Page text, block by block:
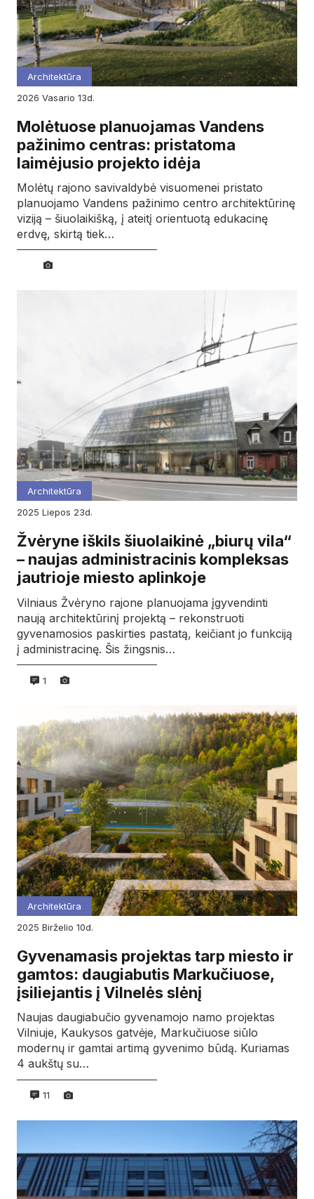
Architektūra
2026
vasario 13d.
Molėtuose planuojamas Vandens
pažinimo centras: pristatoma
laimėjusio projekto idėja
Molėtų rajono savivaldybė visuomenei pristato
planuojamo Vandens pažinimo centro architektūrinę
viziją – šiuolaikišką, į ateitį orientuotą edukacinę
erdvę, skirtą tiek…
Architektūra
2025
liepos 23d.
Žvėryne iškils šiuolaikinė „biurų vila“
– naujas administracinis kompleksas
jautrioje miesto aplinkoje
Vilniaus Žvėryno rajone planuojama įgyvendinti
naują architektūrinį projektą – rekonstruoti
gyvenamosios paskirties pastatą, keičiant jo funkciją
į administracinę. Šis žingsnis…
1
Architektūra
2025
birželio 10d.
Gyvenamasis projektas tarp miesto ir
gamtos: daugiabutis Markučiuose,
įsiliejantis į Vilnelės slėnį
Naujas daugiabučio gyvenamojo namo projektas
Vilniuje, Kaukysos gatvėje, Markučiuose siūlo
modernų ir gamtai artimą gyvenimo būdą. Kuriamas
4 aukštų su…
11